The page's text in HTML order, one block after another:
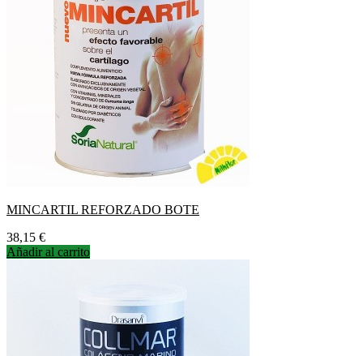
MINCARTIL REFORZADO BOTE
Precio
38,15 €
Añadir al carrito